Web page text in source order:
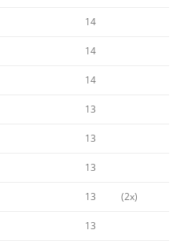
14
14
14
13
13
13
13 (2x)
13